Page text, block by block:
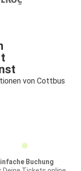
von Cottbus
Buchung